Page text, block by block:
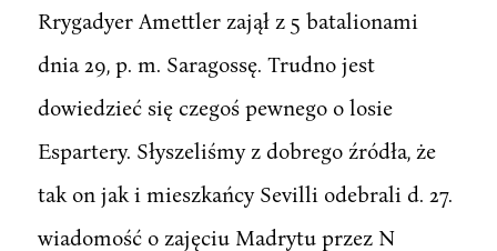
Rrygadyer Amettler zajął z 5 batalionami
dnia 29, p. m. Saragossę. Trudno jest
dowiedzieć się czegoś pewnego o losie
Espartery. Słyszeliśmy z dobrego źródła, że
tak on jak i mieszkańcy Sevilli odebrali d. 27.
wiadomość o zajęciu Madrytu przez N